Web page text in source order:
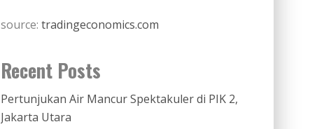
source: tradingeconomics.com
Recent Posts
Pertunjukan Air Mancur Spektakuler di PIK 2,
Jakarta Utara